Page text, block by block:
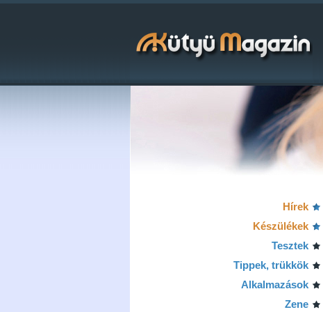
Hírek
Készülékek
Tesztek
Tippek, trükkök
Alkalmazások
Zene